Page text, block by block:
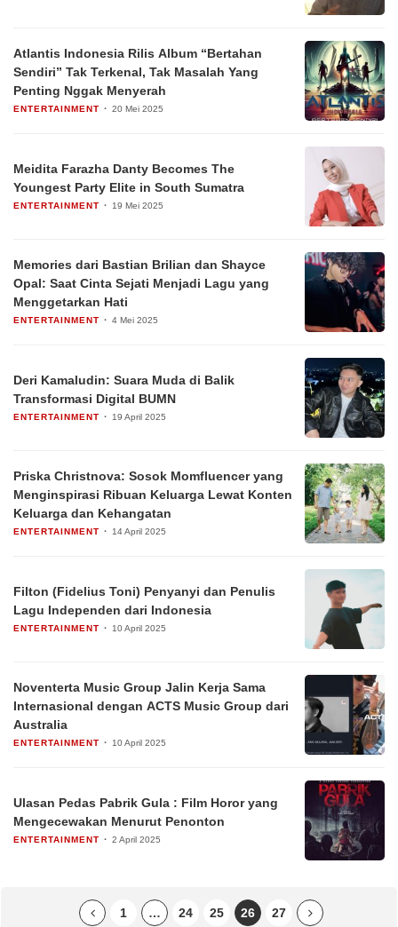
Atlantis Indonesia Rilis Album “Bertahan
Sendiri” Tak Terkenal, Tak Masalah Yang
Penting Nggak Menyerah
ENTERTAINMENT 20 Mei 2025
Meidita Farazha Danty Becomes The
Youngest Party Elite in South Sumatra
ENTERTAINMENT 19 Mei 2025
Memories dari Bastian Brilian dan Shayce
Opal: Saat Cinta Sejati Menjadi Lagu yang
Menggetarkan Hati
ENTERTAINMENT 4 Mei 2025
Deri Kamaludin: Suara Muda di Balik
Transformasi Digital BUMN
ENTERTAINMENT 19 April 2025
Priska Christnova: Sosok Momfluencer yang
Menginspirasi Ribuan Keluarga Lewat Konten
Keluarga dan Kehangatan
ENTERTAINMENT 14 April 2025
Filton (Fidelius Toni) Penyanyi dan Penulis
Lagu Independen dari Indonesia
ENTERTAINMENT 10 April 2025
Noventerta Music Group Jalin Kerja Sama
Internasional dengan ACTS Music Group dari
Australia
ENTERTAINMENT 10 April 2025
Ulasan Pedas Pabrik Gula : Film Horor yang
Mengecewakan Menurut Penonton
ENTERTAINMENT 2 April 2025
1 … 24 25 26 27